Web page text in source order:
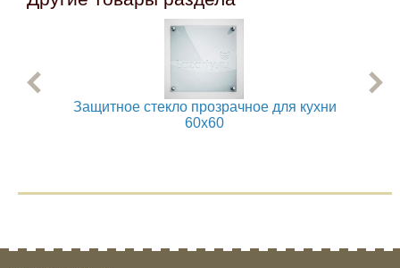
Защитное стекло прозрачное для кухни
60x60